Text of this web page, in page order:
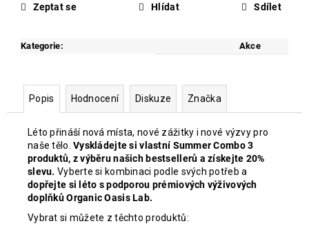
Kategorie: Akce
Zeptat se Hlídat Sdílet
Popis Hodnocení Diskuze Značka
Léto přináší nová místa, nové zážitky i nové výzvy pro
naše tělo.Vyskládejte si vlastní Summer Combo 3
produktů, z výběru našich bestsellerů a získejte 20%
slevu. Vyberte si kombinaci podle svých potřeb a
dopřejte si léto s podporou prémiových výživových
doplňků Organic Oasis Lab.
Vybrat si můžete z těchto produktů: